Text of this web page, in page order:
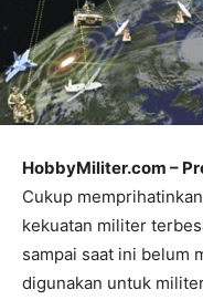
HobbyMiliter.com –
Cukup
kekuatan militer
sampai saat ini belum
digunakan untuk